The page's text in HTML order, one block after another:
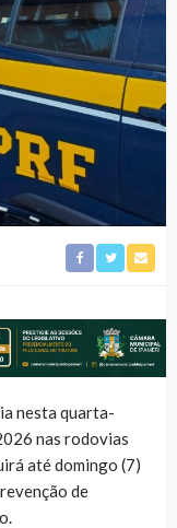
nesta quarta-
nas rodovias
até domingo (7)
de